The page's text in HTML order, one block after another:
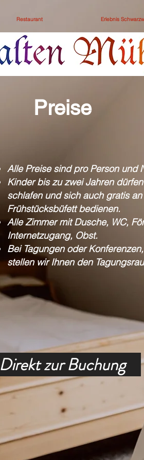
Restaurant Erlebnis
Preise
Alle Preise sind pro Person und
Kinder bis zu zwei Jahren
schlafen und sich auch gratis
Frühstücksbüfett bedienen.
Alle Zimmer mit Dusche, WC,
Internetzugang, Obst.
Bei Tagungen oder
stellen wir Ihnen den
Direkt zur Buchung